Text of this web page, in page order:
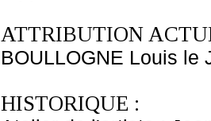
ATTRIBUTION
BOULLOGNE Louis le
HISTORIQUE :